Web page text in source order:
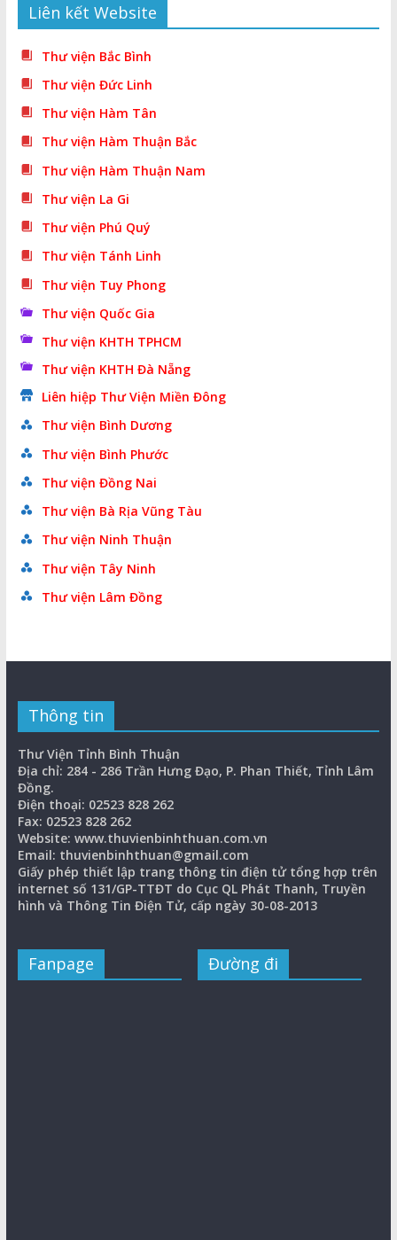
Liên kết Website
Thư viện Bắc Bình
Thư viện Đức Linh
Thư viện Hàm Tân
Thư viện Hàm Thuận Bắc
Thư viện Hàm Thuận Nam
Thư viện La Gi
Thư viện Phú Quý
Thư viện Tánh Linh
Thư viện Tuy Phong
Thư viện Quốc Gia
Thư viện KHTH TPHCM
Thư viện KHTH Đà Nẵng
Liên hiệp Thư Viện Miền Đông
Thư viện Bình Dương
Thư viện Bình Phước
Thư viện Đồng Nai
Thư viện Bà Rịa Vũng Tàu
Thư viện Ninh Thuận
Thư viện Tây Ninh
Thư viện Lâm Đồng
Thông tin
Thư Viện Tỉnh Bình Thuận
Địa chỉ: 284 - 286 Trần Hưng Đạo, P. Phan Thiết, Tỉnh Lâm
Đồng.
Điện thoại: 02523 828 262
Fax: 02523 828 262
Website: www.thuvienbinhthuan.com.vn
Email: thuvienbinhthuan@gmail.com
Giấy phép thiết lập trang thông tin điện tử tổng hợp trên
internet số 131/GP-TTĐT do Cục QL Phát Thanh, Truyền
hình và Thông Tin Điện Tử, cấp ngày 30-08-2013
Fanpage Đường đi